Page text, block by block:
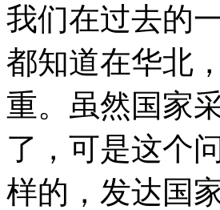
我们在过去的
都知道在华北
重。虽然国家
了，可是这个
样的，发达国